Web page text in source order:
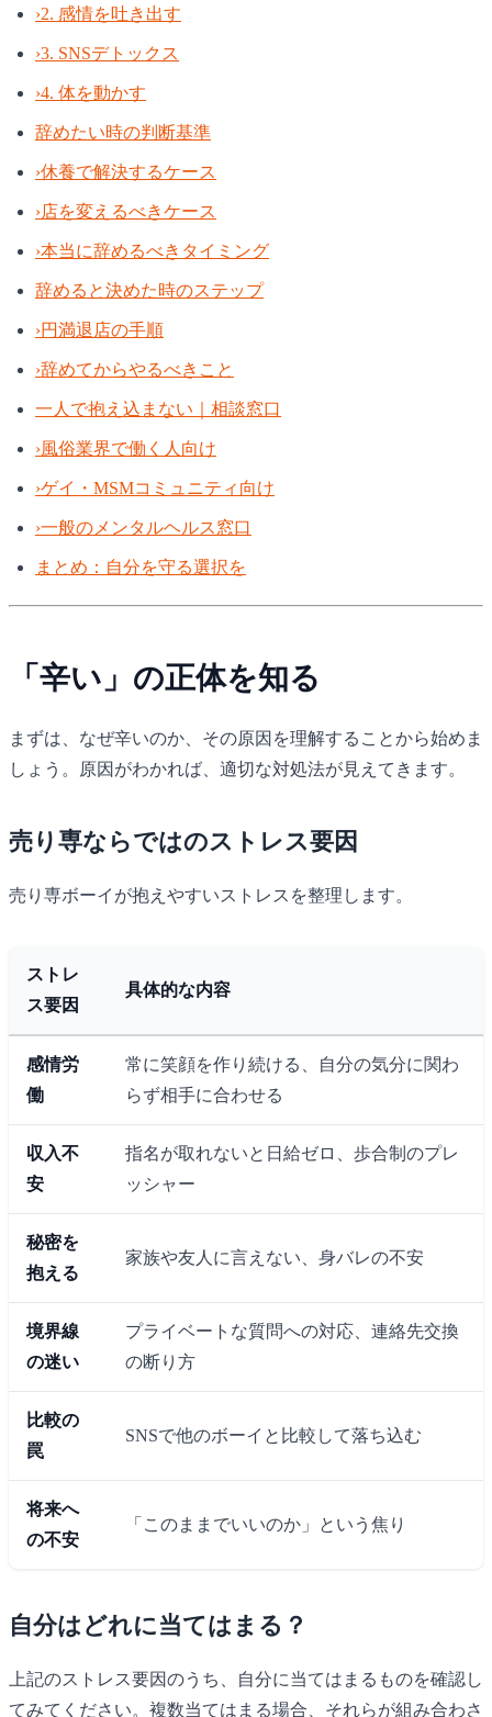
›2. 感情を吐き出す
›3. SNSデトックス
›4. 体を動かす
辞めたい時の判断基準
›休養で解決するケース
›店を変えるべきケース
›本当に辞めるべきタイミング
辞めると決めた時のステップ
›円満退店の手順
›辞めてからやるべきこと
一人で抱え込まない｜相談窓口
›風俗業界で働く人向け
›ゲイ・MSMコミュニティ向け
›一般のメンタルヘルス窓口
まとめ：自分を守る選択を
「辛い」の正体を知る
まずは、なぜ辛いのか、その原因を理解することから始めま
しょう。原因がわかれば、適切な対処法が見えてきます。
売り専ならではのストレス要因
売り専ボーイが抱えやすいストレスを整理します。
ストレ
ス要因
具体的な内容
感情労
働
常に笑顔を作り続ける、自分の気分に関わ
らず相手に合わせる
収入不
安
指名が取れないと日給ゼロ、歩合制のプレ
ッシャー
秘密を
抱える
家族や友人に言えない、身バレの不安
境界線
の迷い
プライベートな質問への対応、連絡先交換
の断り方
比較の
罠
SNSで他のボーイと比較して落ち込む
将来へ
の不安
「このままでいいのか」という焦り
自分はどれに当てはまる？
上記のストレス要因のうち、自分に当てはまるものを確認し
てみてください。複数当てはまる場合、それらが組み合わさ